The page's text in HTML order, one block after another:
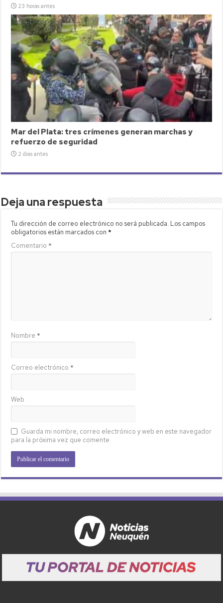
23 horas antes
Mar del Plata: tres crímenes generan marchas y
refuerzo de seguridad
2 días antes
Deja una respuesta
Tu dirección de correo electrónico no será publicada. Los campos
obligatorios están marcados con *
Comentario *
Nombre *
Correo electrónico *
Web
Guarda mi nombre, correo electrónico y web en este navegador
para la próxima vez que comente.